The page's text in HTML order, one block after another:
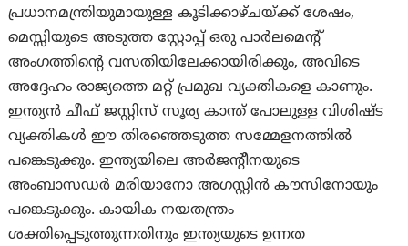
പ്രധാനമന്ത്രിയുമായുള്ള കൂടിക്കാഴ്ചയ്ക്ക് ശേഷം,
മെസ്സിയുടെ അടുത്ത സ്റ്റോപ്പ് ഒരു പാർലമെന്റ്
അംഗത്തിന്റെ വസതിയിലേക്കായിരിക്കും, അവിടെ
അദ്ദേഹം രാജ്യത്തെ മറ്റ് പ്രമുഖ വ്യക്തികളെ കാണും.
ഇന്ത്യൻ ചീഫ് ജസ്റ്റിസ് സൂര്യ കാന്ത് പോലുള്ള വിശിഷ്ട
വ്യക്തികൾ ഈ തിരഞ്ഞെടുത്ത സമ്മേളനത്തിൽ
പങ്കെടുക്കും. ഇന്ത്യയിലെ അർജന്റീനയുടെ
അംബാസഡർ മരിയാനോ അഗസ്റ്റിൻ കൗസിനോയും
പങ്കെടുക്കും. കായിക നയതന്ത്രം
ശക്തിപ്പെടുത്തുന്നതിനും ഇന്ത്യയുടെ ഉന്നത